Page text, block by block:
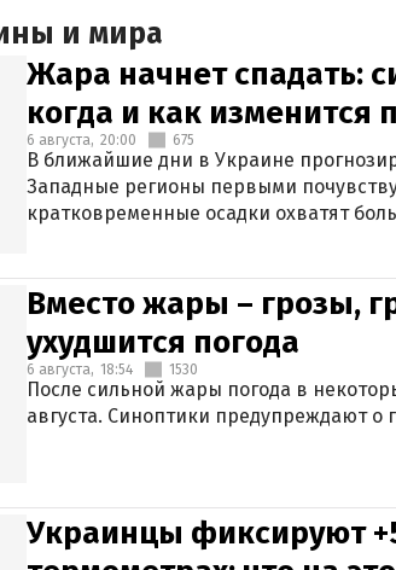
и мира
Жара начнет спадать:
когда и как изменится
6 августа, 20:00 675
В ближайшие дни в Украине
Западные регионы первыми
кратковременные осадки охватят
Вместо жары – грозы,
ухудшится погода
6 августа, 18:54 1530
После сильной жары погода в
августа. Синоптики предупреждают о
Украинцы фиксируют